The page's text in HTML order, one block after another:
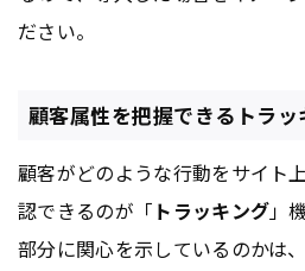
ださい。
顧客属性を把握できるトラッ
顧客がどのような行動をサイト
認できるのが「 トラッキング」
部分に関心を示しているのかは